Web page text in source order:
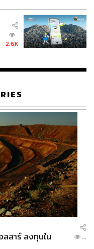
2.6K
ลาร์ ลงทุนใน
...